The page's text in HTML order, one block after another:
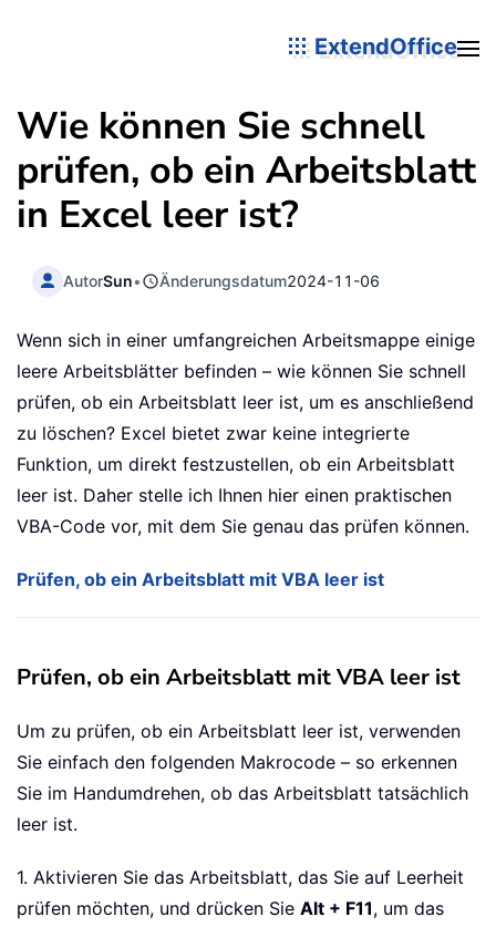
ExtendOffice
Wie können Sie schnell
prüfen, ob ein Arbeitsblatt
in Excel leer ist?
AutorSun• Änderungsdatum2024-11-06
Wenn sich in einer umfangreichen Arbeitsmappe einige
leere Arbeitsblätter befinden – wie können Sie schnell
prüfen, ob ein Arbeitsblatt leer ist, um es anschließend
zu löschen? Excel bietet zwar keine integrierte
Funktion, um direkt festzustellen, ob ein Arbeitsblatt
leer ist. Daher stelle ich Ihnen hier einen praktischen
VBA-Code vor, mit dem Sie genau das prüfen können.
Prüfen, ob ein Arbeitsblatt mit VBA leer ist
Prüfen, ob ein Arbeitsblatt mit VBA leer ist
Um zu prüfen, ob ein Arbeitsblatt leer ist, verwenden
Sie einfach den folgenden Makrocode – so erkennen
Sie im Handumdrehen, ob das Arbeitsblatt tatsächlich
leer ist.
1. Aktivieren Sie das Arbeitsblatt, das Sie auf Leerheit
prüfen möchten, und drücken Sie Alt + F11, um das